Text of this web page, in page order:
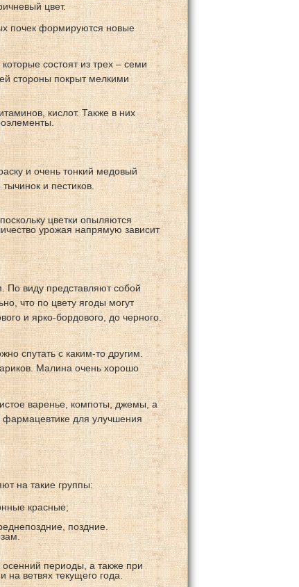
цвет.
почек формируются новые
состоят из трех – семи
стороны покрыт мелкими
кислот. Также в них
и очень тонкий медовый
и пестиков.
цветки опыляются
урожая напрямую зависит
виду представляют собой
что по цвету ягоды могут
и ярко-бордового, до черного.
спутать с каким-то другим.
Малина очень хорошо
варенье, компоты, джемы, а
фармацевтике для улучшения
на такие группы:
красные;
поздние.
периоды, а также при
ветвях текущего года.